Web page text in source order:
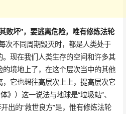
败坏”，要逃离危险，唯有修炼法轮
次不同周期毁灭时，都是人类处于
现在我们人类生存的空间和许多其
境地上了，在这个层次当中的其他
它也想往高层次上上，提高层次它
》）这一说法与地球是“垃圾站”、
出的“救世良方”是，惟有修炼法轮